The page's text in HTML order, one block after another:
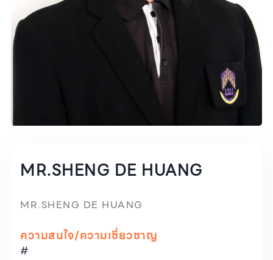
MR.SHENG DE HUANG
MR.SHENG DE HUANG
ความสนใจ/ความเชี่ยวชาญ
#